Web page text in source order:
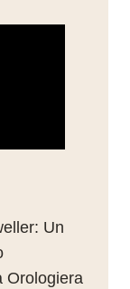
Un
Orologiera